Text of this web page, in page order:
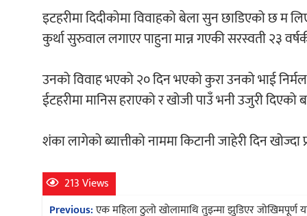
इटहरीमा दिदीकोमा विवाहको बेला सुन छाडिएको छ म
कुर्था सुरुवाल लगाएर पाहुना मान्न गएकी सरस्वती २३
उनको विवाह भएको २० दिन भएको कुरा उनको भाई निर्मल
ईटहरीमा मानिस हराएको र खोजी पाउँ भनी उजुरी दिएको
शंका लागेको ब्यात्तीको नाममा किटानी जाहेरी दिन
213 Views
Post
Previous:एक महिला ठुलो खोलामाथि तुइन्मा झुडिएर जोखिमपूर्ण